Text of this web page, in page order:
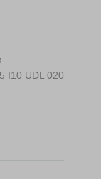
I10 UDL 020